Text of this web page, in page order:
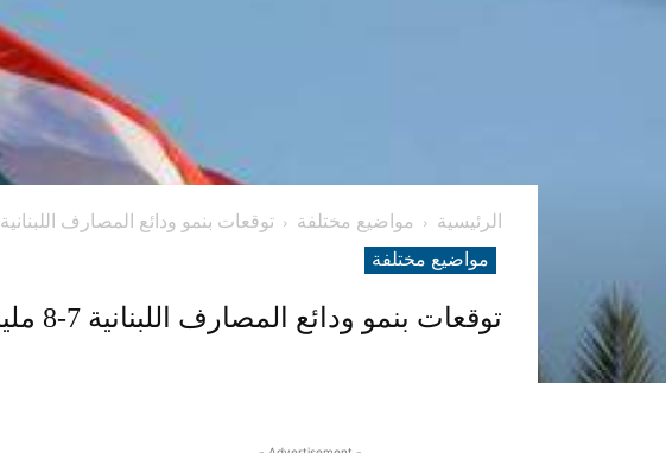
الرئيسية مواضيع مختلفة
توقعات بنمو ودائع المصارف اللبنانية 7-8 مليارات دولار‭ ‬في 2019
مواضيع مختلفة
توقعات بنمو ودائع المصارف اللبنانية 7-8 مليارات دولار‭ ‬في 2019